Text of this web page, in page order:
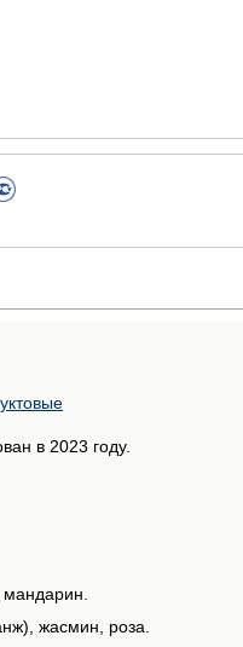
в 2023 году.
жасмин, роза.